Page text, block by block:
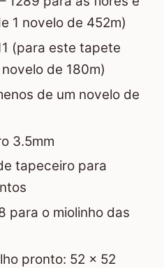
1 novelo de 452m)
(para este tapete
de 180m)
de um novelo de
3.5mm
tapeceiro para
para o miolinho das
pronto: 52 x 52